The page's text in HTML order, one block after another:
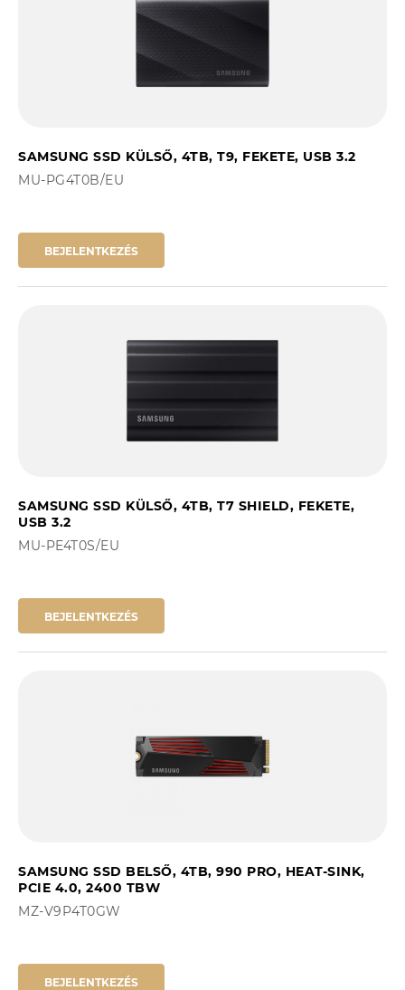
SAMSUNG SSD KÜLSŐ, 4TB, T9, FEKETE, USB 3.2
MU-PG4T0B/EU
BEJELENTKEZÉS
SAMSUNG SSD KÜLSŐ, 4TB, T7 SHIELD, FEKETE,
USB 3.2
MU-PE4T0S/EU
BEJELENTKEZÉS
SAMSUNG SSD BELSŐ, 4TB, 990 PRO, HEAT-SINK,
PCIE 4.0, 2400 TBW
MZ-V9P4T0GW
BEJELENTKEZÉS